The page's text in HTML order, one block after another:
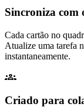
Sincroniza com
Cada cartão no
Atualize uma tarefa
instantaneamente.
groups
Criado para